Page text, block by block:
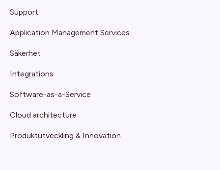
Support
Application Management Services
Säkerhet
Integrations
Software-as-a-Service
Cloud architecture
Produktutveckling & Innovation